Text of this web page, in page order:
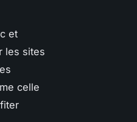
et
les sites
celle